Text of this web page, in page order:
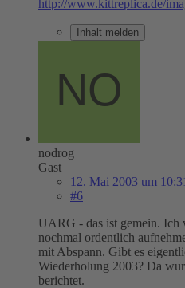
http://www.kittreplica.de/
Inhalt melden
nodrog
Gast
12. Mai 2003 um
#6
UARG - das ist gemein. Ich
nochmal ordentlich
mit Abspann. Gibt es
Wiederholung 2003? Da
berichtet.